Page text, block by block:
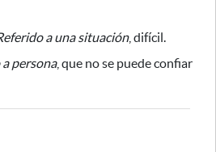
a una situación, difícil.
persona, que no se puede confiar